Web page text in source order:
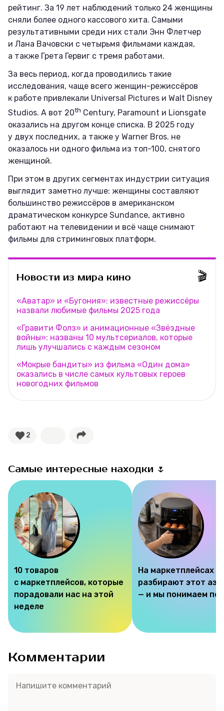
рейтинг. За 19 лет наблюдений только 24 женщины
сняли более одного кассового хита. Самыми
результативными среди них стали Энн Флетчер
и Лана Вачовски с четырьмя фильмами каждая,
а также Грета Гервиг с тремя работами.
За весь период, когда проводились такие
исследования, чаще всего женщин-режиссёров
к работе привлекали Universal Pictures и Walt Disney
Studios. А вот 20th Century, Paramount и Lionsgate
оказались на другом конце списка. В 2025 году
у двух последних, а также у Warner Bros. не
оказалось ни одного фильма из топ-100, снятого
женщиной.
При этом в других сегментах индустрии ситуация
выглядит заметно лучше: женщины составляют
большинство режиссёров в американском
драматическом конкурсе Sundance, активно
работают на телевидении и всё чаще снимают
фильмы для стриминговых платформ.
Новости из мира кино 🎬
«Аватар» и «Бугония»: известные режиссёры
назвали любимые фильмы 2025 года
«Гравити Фолз» и анимационные «Звёздные
войны»: названы 10 мультсериалов, которые
лишь улучшались с каждым сезоном
«Мокрые бандиты» из фильма «Один дома»
оказались в числе самых культовых героев
новогодних фильмов
2
Самые интересные находки 🌷
10 товаров
с маркетплейсов, которые
порадовали нас на этой
неделе
На маркетплейсах
разбирают этот
— и мы понимаем
Комментарии